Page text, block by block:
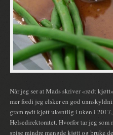
Når jeg ser at Mads skriver «rødt
mer fordi jeg elsker en god
gram rødt kjøtt ukentlig i uken i
Helsedirektoratet. Hvorfor tar jeg
spise mindre mengde kjøtt og bruke